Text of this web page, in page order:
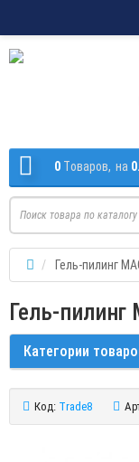
0 Tоваров, на
Гель-пилинг
Гель-пилинг
Категории
Код: Trade8